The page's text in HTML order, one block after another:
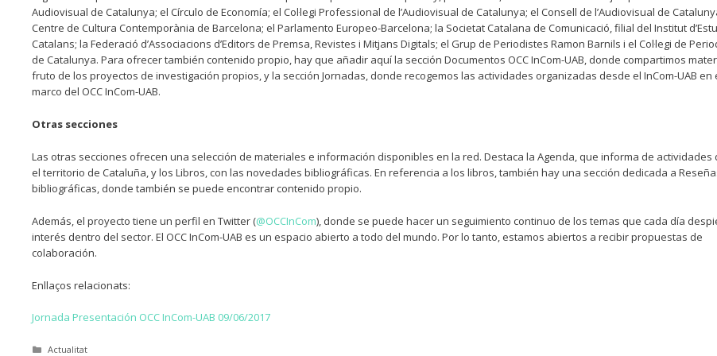
Audiovisual de Catalunya; el Círculo de Economía; el Col·legi Professional de l’Audiovisual de Catalunya; el Consell de l’Audiovisual de
Centre de Cultura Contemporània de Barcelona; el Parlamento Europeo-Barcelona; la Societat Catalana de Comunicació, filial del Institut
Catalans; la Federació d’Associacions d’Editors de Premsa, Revistes i Mitjans Digitals; el Grup de Periodistes Ramon Barnils i el Col·legi de
de Catalunya. Para ofrecer también contenido propio, hay que añadir aquí la sección Documentos OCC InCom-UAB, donde compartimos
fruto de los proyectos de investigación propios, y la sección Jornadas, donde recogemos las actividades organizadas desde el InCom-UAB en
marco del OCC InCom-UAB.
Otras secciones
Las otras secciones ofrecen una selección de materiales e información disponibles en la red. Destaca la Agenda, que informa de actividades
el territorio de Cataluña, y los Libros, con las novedades bibliográficas. En referencia a los libros, también hay una sección dedicada a
bibliográficas, donde también se puede encontrar contenido propio.
Además, el proyecto tiene un perfil en Twitter (@OCCInCom), donde se puede hacer un seguimiento continuo de los temas que cada día
interés dentro del sector. El OCC InCom-UAB es un espacio abierto a todo del mundo. Por lo tanto, estamos abiertos a recibir propuestas de
colaboración.
Enllaços relacionats:
Jornada Presentación OCC InCom-UAB 09/06/2017
Categories
Actualitat